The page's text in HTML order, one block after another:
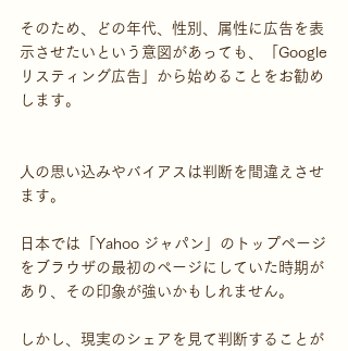
そのため、どの年代、性別、属性に広告を表
示させたいという意図があっても、「Google
リスティング広告」から始めることをお勧め
します。
人の思い込みやバイアスは判断を間違えさせ
ます。
日本では「Yahoo ジャパン」のトップページ
をブラウザの最初のページにしていた時期が
あり、その印象が強いかもしれません。
しかし、現実のシェアを見て判断することが